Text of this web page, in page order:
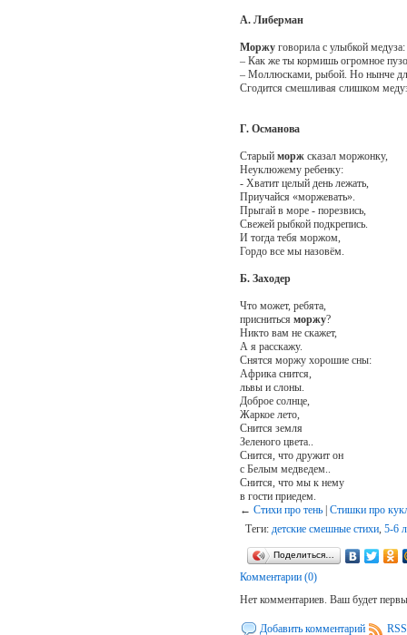
А. Либерман
Моржуговорила с улыбкой медуза:
– Как же ты кормишь огромное
– Моллюсками, рыбой. Но нынче
Сгодится смешливая слишком
Г. Османова
Старый моржсказал моржонку,
Неуклюжему ребенку:
- Хватит целый день лежать,
Приучайся «моржевать».
Прыгай в море - порезвись,
Свежей рыбкой подкрепись.
И тогда тебя моржом,
Гордо все мы назовём.
Б. Заходер
Что может, ребята,
присниться моржу?
Никто вам не скажет,
А я расскажу.
Снятся моржу хорошие сны:
Африка снится,
львы и слоны.
Доброе солнце,
Жаркое лето,
Снится земля
Зеленого цвета..
Снится, что дружит он
с Белым медведем..
Снится, что мы к нему
в гости приедем.
← Cтихи про тень| Стишки про
Теги: детские смешные стихи, 5-6
Поделиться…
Комментарии (0)
Нет комментариев. Ваш будет
Добавить комментарий